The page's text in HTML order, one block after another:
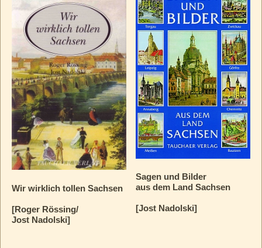
Wir wirklich tollen Sachsen
[Roger Rössing/
Jost Nadolski]
Sagen und Bilder
aus dem Land Sachsen
[Jost Nadolski]